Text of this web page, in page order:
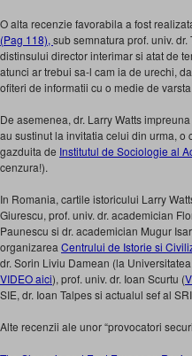
O alta recenzie favorabila a fost
(Pag 118), sub semnatura prof. univ.
distinsului director interimar si atat de
atunci ar trebui sa-l cam ia de urechi,
ofiteri de informatii cu o medie de
De asemenea, dr. Larry Watts
au sustinut la invitatia celui din urma,
gazduita de Institutul de Sociologie al
cenzura!).
In Romania, cartile istoricului Larry
Giurescu, prof. univ. dr. academician
Paunescu si dr. academician Mugur
organizarea Centrului de Istorie si
dr. Sorin Liviu Damean (la
VIDEO aici), prof. univ. dr. Ioan Scurtu (
SIE, dr. Ioan Talpes si actualul sef al
Alte recenzii ale unor “provocatori